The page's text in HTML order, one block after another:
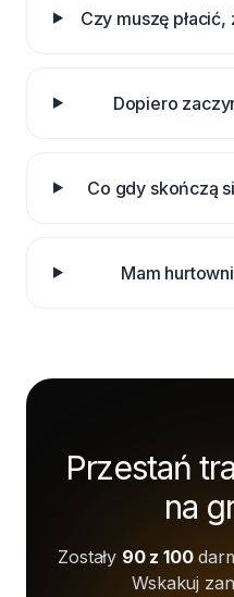
Czy muszę
Dopiero
Co gdy skończą
Mam
Przestań
na
Zostały 90 z 100
Wskakuj